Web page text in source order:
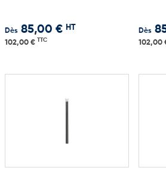
Dès 85,00 € HT
102,00 € TTC
Dès
102,00